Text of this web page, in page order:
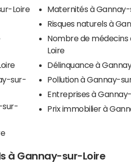
Loire
sur-
sur-
Maternités à
Risques naturels à
Nombre de
Loire
Délinquance à
Pollution à Gannay-
Entreprises à
Prix immobilier à
à Gannay-sur-Loire